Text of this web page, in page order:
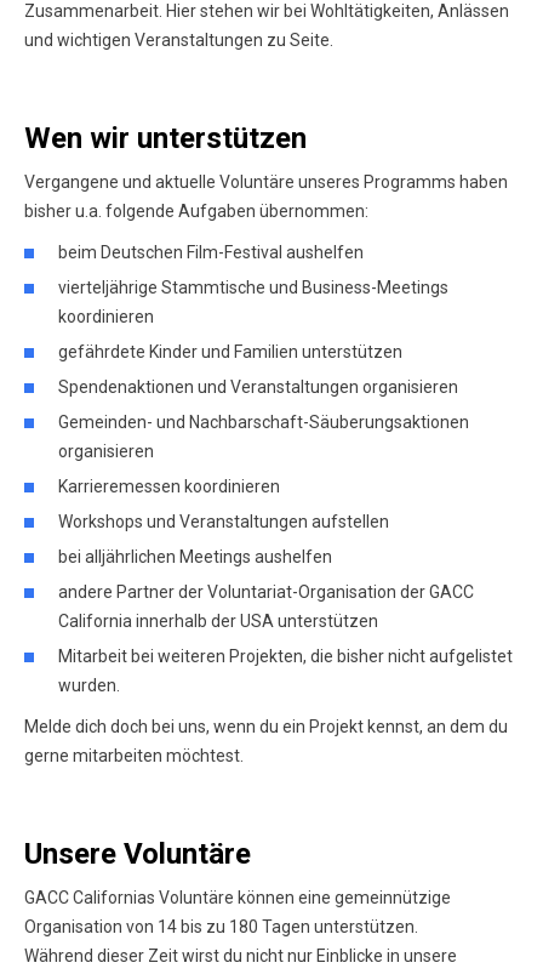
Zusammenarbeit. Hier stehen wir bei Wohltätigkeiten, Anlässen
und wichtigen Veranstaltungen zu Seite.
Wen wir unterstützen
Vergangene und aktuelle Voluntäre unseres Programms haben
bisher u.a. folgende Aufgaben übernommen:
beim Deutschen Film-Festival aushelfen
vierteljährige Stammtische und Business-Meetings
koordinieren
gefährdete Kinder und Familien unterstützen
Spendenaktionen und Veranstaltungen organisieren
Gemeinden- und Nachbarschaft-Säuberungsaktionen
organisieren
Karrieremessen koordinieren
Workshops und Veranstaltungen aufstellen
bei alljährlichen Meetings aushelfen
andere Partner der Voluntariat-Organisation der GACC
California innerhalb der USA unterstützen
Mitarbeit bei weiteren Projekten, die bisher nicht aufgelistet
wurden.
Melde dich doch bei uns, wenn du ein Projekt kennst, an dem du
gerne mitarbeiten möchtest.
Unsere Voluntäre
GACC Californias Voluntäre können eine gemeinnützige
Organisation von 14 bis zu 180 Tagen unterstützen.
Während dieser Zeit wirst du nicht nur Einblicke in unsere